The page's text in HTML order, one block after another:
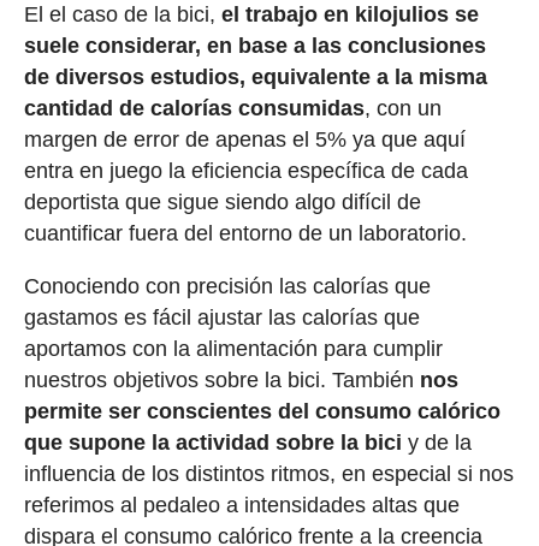
El el caso de la bici, el trabajo en kilojulios se
suele considerar, en base a las conclusiones
de diversos estudios, equivalente a la misma
cantidad de calorías consumidas, con un
margen de error de apenas el 5% ya que aquí
entra en juego la eficiencia específica de cada
deportista que sigue siendo algo difícil de
cuantificar fuera del entorno de un laboratorio.
Conociendo con precisión las calorías que
gastamos es fácil ajustar las calorías que
aportamos con la alimentación para cumplir
nuestros objetivos sobre la bici. También nos
permite ser conscientes del consumo calórico
que supone la actividad sobre la bici y de la
influencia de los distintos ritmos, en especial si nos
referimos al pedaleo a intensidades altas que
dispara el consumo calórico frente a la creencia